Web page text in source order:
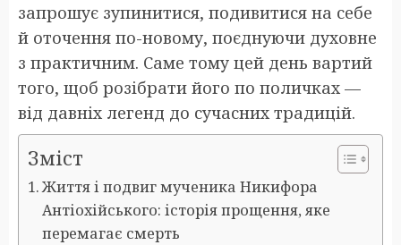
запрошує зупинитися, подивитися на себе
й оточення по-новому, поєднуючи духовне
з практичним. Саме тому цей день вартий
того, щоб розібрати його по поличках —
від давніх легенд до сучасних традицій.
Зміст
Життя і подвиг мученика Никифора
Антіохійського: історія прощення, яке
перемагає смерть